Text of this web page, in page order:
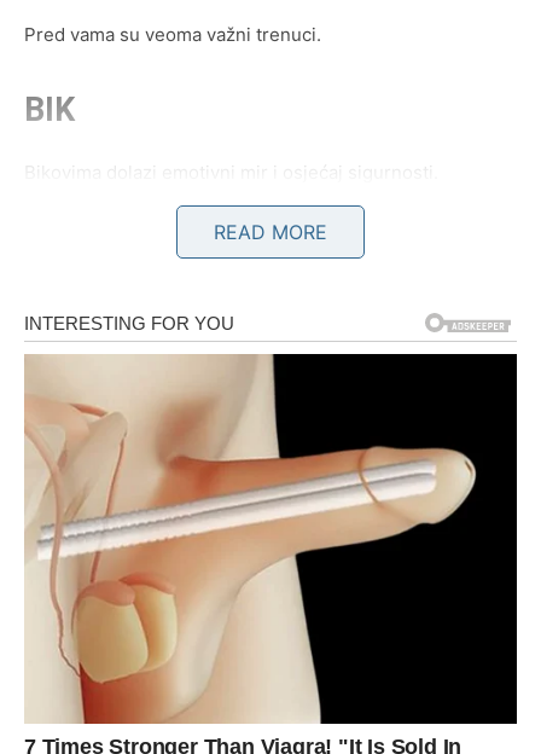
Pred vama su veoma važni trenuci.
BIK
Bikovima dolazi emotivni mir i osjećaj sigurnosti.
Jedna osoba sada vam pokazuje koliko joj značite i koliko
želi ozbiljnu budućnost sa vama.
Ljubav vam vraća vjeru u sreću
Pred vama su veoma nježni i posebni trenuci.
BLIZANCI
Zvijezde vam donose neočekivan razgovor ili susret koji
mijenja mnogo toga.
Moguće je da ćete konačno saznati istinu koju dugo
pokušavate otkriti.
Ništa više neće biti isto
READ MORE